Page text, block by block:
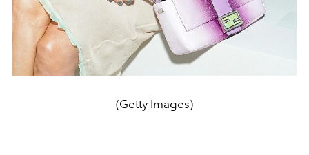
(Getty Images)